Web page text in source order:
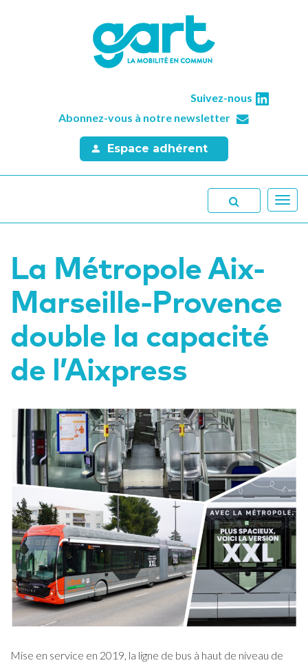
Suivez-nous
Abonnez-vous à notre newsletter
Espace adhérent
La Métropole Aix-
Marseille-Provence
double la capacité
de l’Aixpress
Mise en service en 2019, la ligne de bus à haut de niveau de